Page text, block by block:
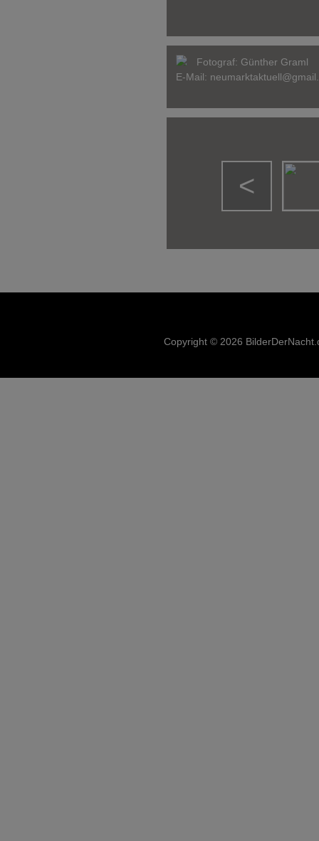
Fotograf: Günther Graml
E-Mail:
<
Copyright © 2026